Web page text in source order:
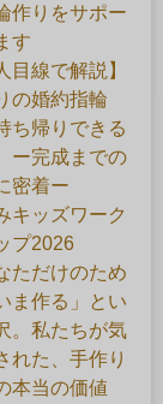
作りをサポー
す
目線で解説】
の婚約指輪
ち帰りできる
完成までの
密着ー
キッズワーク
プ2026
ただけのため
ま作る」とい
。私たちが気
れた、手作り
本当の価値